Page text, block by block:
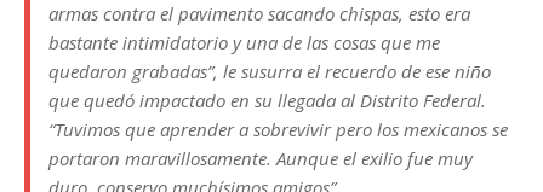
armas contra el pavimento sacando chispas, esto era
bastante intimidatorio y una de las cosas que me
quedaron grabadas”, le susurra el recuerdo de ese niño
que quedó impactado en su llegada al Distrito Federal.
“Tuvimos que aprender a sobrevivir pero los mexicanos se
portaron maravillosamente. Aunque el exilio fue muy